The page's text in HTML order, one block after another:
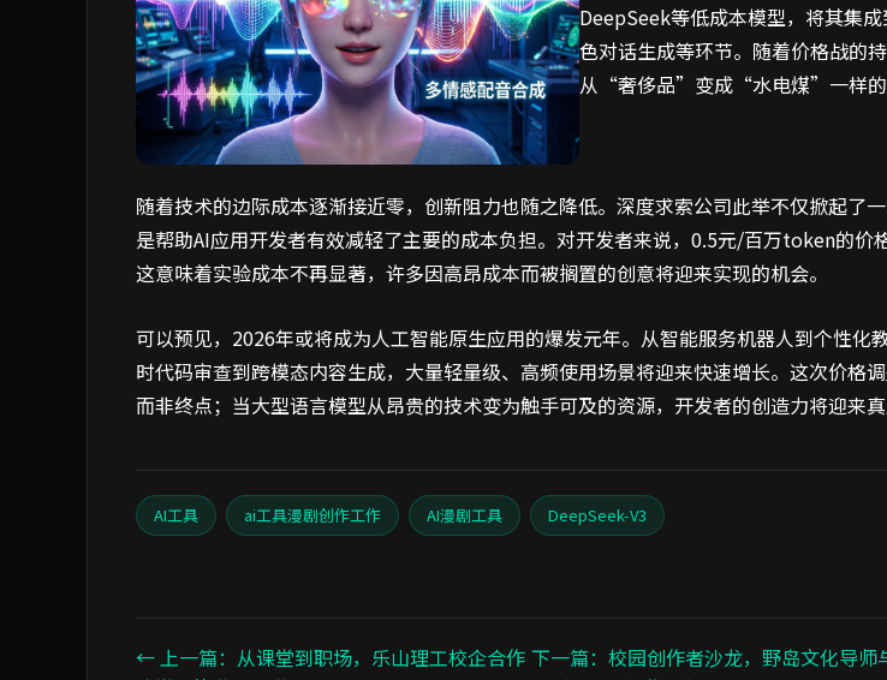
DeepSeek等低成本模型，将其集
色对话生成等环节。随着价格战的
从“奢侈品”变成“水电煤”一样的
随着技术的边际成本逐渐接近零，创新阻力也随之降低。深度求索公司此举不仅掀起了
是帮助AI应用开发者有效减轻了主要的成本负担。对开发者来说，0.5元/百万token的价
这意味着实验成本不再显著，许多因高昂成本而被搁置的创意将迎来实现的机会。
可以预见，2026年或将成为人工智能原生应用的爆发元年。从智能服务机器人到个性化
时代码审查到跨模态内容生成，大量轻量级、高频使用场景将迎来快速增长。这次价格调
而非终点；当大型语言模型从昂贵的技术变为触手可及的资源，开发者的创造力将迎来真
AI工具 ai工具漫剧创作工作 AI漫剧工具 DeepSeek-V3
← 上一篇：从课堂到职场，乐山理工校企合作 下一篇：校园创作者沙龙，野岛文化导师